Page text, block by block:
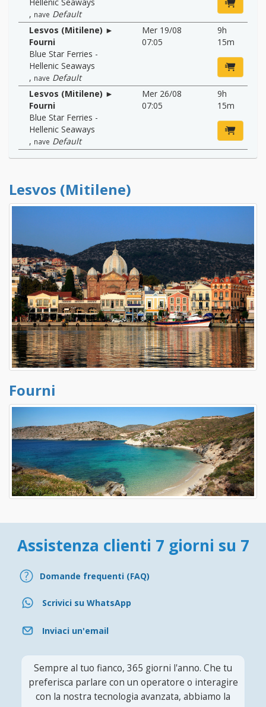
, nave Default
Lesvos (Mitilene) ►
Fourni
Blue Star Ferries -
Hellenic Seaways
, nave Default
Mer 19/08
07:05
9h
15m
Lesvos (Mitilene) ►
Fourni
Blue Star Ferries -
Hellenic Seaways
, nave Default
Mer 26/08
07:05
9h
15m
Lesvos (Mitilene)
Fourni
Assistenza clienti 7 giorni su 7
Domande frequenti (FAQ)
Scrivici su WhatsApp
Inviaci un'email
Sempre al tuo fianco, 365 giorni l'anno. Che tu
preferisca parlare con un operatore o interagire
con la nostra tecnologia avanzata, abbiamo la